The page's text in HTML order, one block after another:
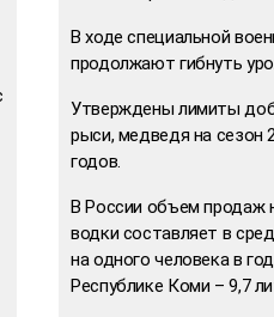
В ходе специальной
продолжают гибнуть
Утверждены лимиты
рыси, медведя на сезон
годов.
В России объем продаж
водки составляет в
на одного человека в
Республике Коми – 9,7